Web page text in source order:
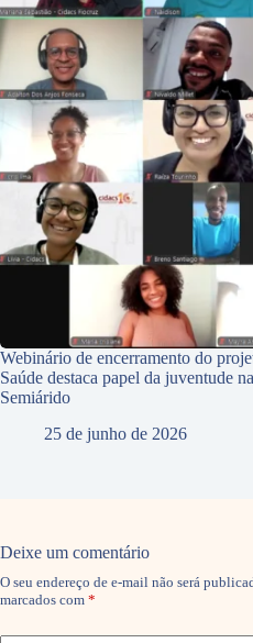
Webinário de encerramento do
Saúde destaca papel da juventude
Semiárido
25 de junho de 2026
Deixe um comentário
O seu endereço de e-mail não será
marcados com *